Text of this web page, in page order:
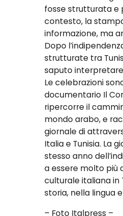
fosse strutturata e
contesto, la
informazione, ma
Dopo
strutturate tra
saputo
Le celebrazioni
documentario Il
ripercorre il
mondo arabo, e
giornale di
Italia e Tunisia. La
stesso anno
a essere molto più
culturale italiana in
storia, nella lingua
– Foto Italpress –